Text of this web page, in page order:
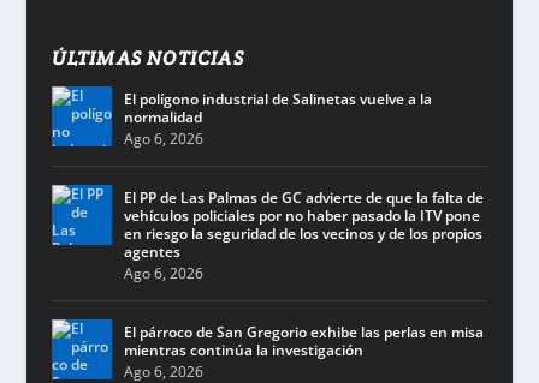
ÚLTIMAS NOTICIAS
El polígono industrial de Salinetas vuelve a la
normalidad
Ago 6, 2026
El PP de Las Palmas de GC advierte de que la falta de
vehículos policiales por no haber pasado la ITV pone
en riesgo la seguridad de los vecinos y de los propios
agentes
Ago 6, 2026
El párroco de San Gregorio exhibe las perlas en misa
mientras continúa la investigación
Ago 6, 2026